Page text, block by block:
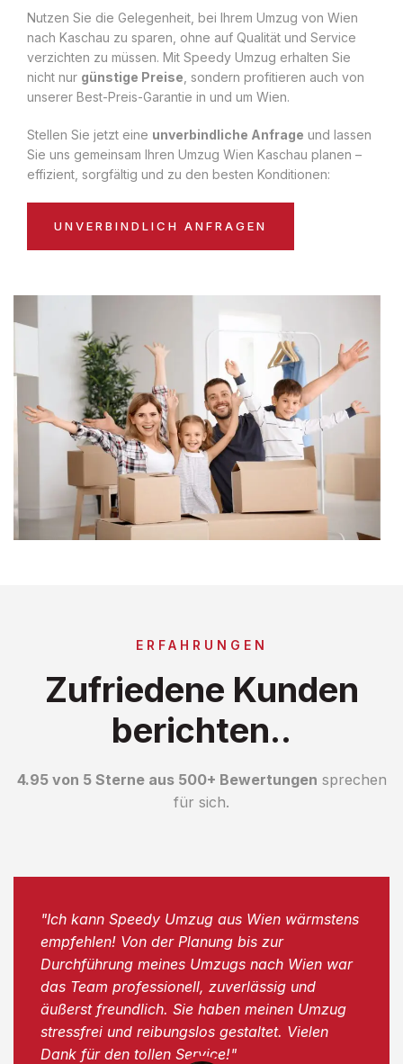
Nutzen Sie die Gelegenheit, bei Ihrem Umzug von Wien
nach Kaschau zu sparen, ohne auf Qualität und Service
verzichten zu müssen. Mit Speedy Umzug erhalten Sie
nicht nur günstige Preise , sondern profitieren auch von
unserer Best-Preis-Garantie in und um Wien.
Stellen Sie jetzt eine unverbindliche Anfrage und lassen
Sie uns gemeinsam Ihren Umzug Wien Kaschau planen –
effizient, sorgfältig und zu den besten Konditionen:
UNVERBINDLICH ANFRAGEN
ERFAHRUNGEN
Zufriedene Kunden
berichten..
4.95 von 5 Sterne aus 500+ Bewertungen sprechen
für sich.
"Ich kann Speedy Umzug aus Wien wärmstens
empfehlen! Von der Planung bis zur
Durchführung meines Umzugs nach Wien war
das Team professionell, zuverlässig und
äußerst freundlich. Sie haben meinen Umzug
stressfrei und reibungslos gestaltet. Vielen
Dank für den tollen Service!"